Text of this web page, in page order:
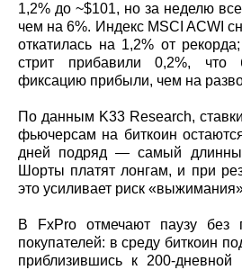
1,2% до ~$101, но за неделю
чем на 6%. Индекс MSCI ACWI
откатилась на 1,2% от
стрит прибавили 0,2%,
фиксацию прибыли, чем на
По данным K33 Research,
фьючерсам на биткоин
дней подряд — самый
Шорты платят лонгам, и при
это усиливает риск
В FxPro отмечают паузу без
покупателей: в среду биткоин
приблизившись к